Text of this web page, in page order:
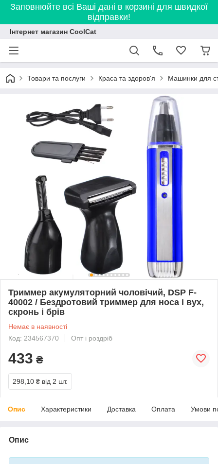
Заповнюйте всі Ваші дані в корзині для швидкої
відправки!
Інтернет магазин CoolCat
Товари та послуги Краса та здоров'я Машинки для
Триммер акумуляторний чоловічий, DSP F-
40002 / Бездротовий триммер для носа і вух,
скронь і брів
Немає в наявності
Код: 234567370
Опт і роздріб
433 ₴
298,10 ₴ від 2 шт.
Опис Характеристики Доставка Оплата Умови
Опис